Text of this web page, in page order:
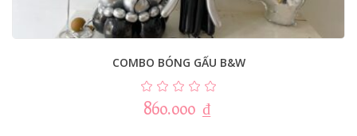
COMBO BÓNG GẤU B&W
860.000 ₫